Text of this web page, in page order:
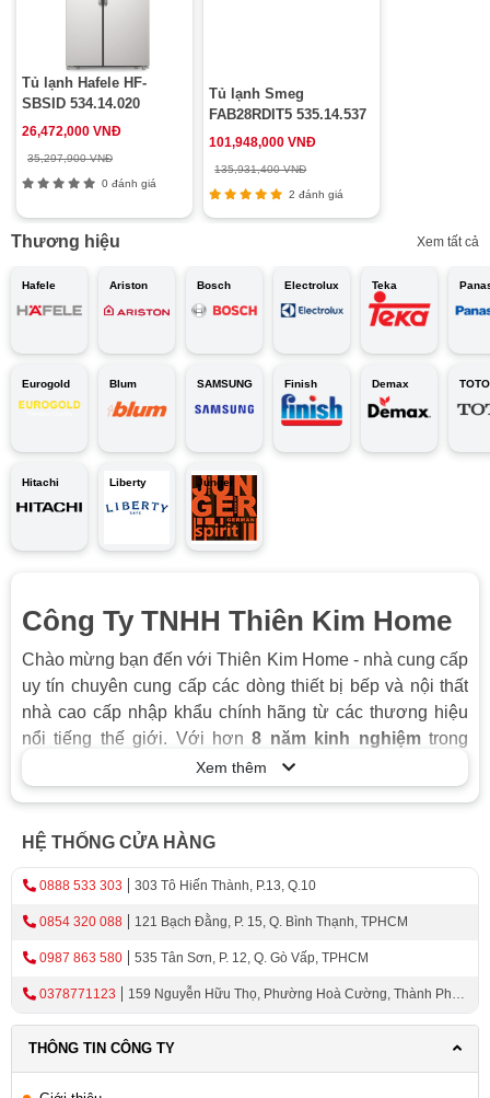
Tủ lạnh Hafele HF-
SBSID 534.14.020
26,472,000 VNĐ
35,297,900 VNĐ
0 đánh giá
Tủ lạnh Smeg
FAB28RDIT5 535.14.537
101,948,000 VNĐ
135,931,400 VNĐ
2 đánh giá
Thương hiệu Xem tất cả
Hafele Ariston Bosch Electrolux Teka
Eurogold Blum SAMSUNG Finish Demax TOTO
Hitachi Liberty Junger
Công Ty TNHH Thiên Kim Home
Chào mừng bạn đến với Thiên Kim Home - nhà cung cấp
uy tín chuyên cung cấp các dòng thiết bị bếp và nội thất
nhà cao cấp nhập khẩu chính hãng từ các thương hiệu
nổi tiếng thế giới. Với hơn8 năm kinh nghiệmtrong
ngành, tự hào mang đến cho khách hàng đa dạng các
sản phẩm chất lượng cao, đáp ứng mọi nhu cầu và sở
Sản phẩm đa dạng, chất lượng hàng đầu
Máy hút mùi: Loại bỏ hiệu quả mùi hôi, dầu mỡ, mang
đến bầu không khí trong lành cho gian bếp của bạn.
Lò vi sóng:Giúp bạn nấu nướng, hâm nóng thức ăn
nhanh chóng và tiện lợi.
Bếp từ:
Tiết kiệm năng lượng, an toàn và nấu nướng
Lò nướng
Xem thêm
HỆ THỐNG CỬA HÀNG
0888 533 303 303 Tô Hiến Thành, P.13, Q.10
0854 320 088 121 Bạch Đằng, P. 15, Q. Bình Thạnh, TPHCM
0987 863 580 535 Tân Sơn, P. 12, Q. Gò Vấp, TPHCM
0378771123
159 Nguyễn Hữu Thọ, Phường Hoà Cường, Thành Phố
THÔNG TIN CÔNG TY